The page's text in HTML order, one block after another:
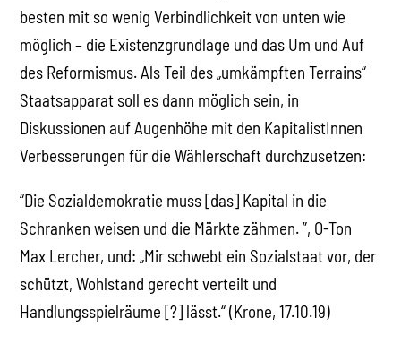
besten mit so wenig Verbindlichkeit von unten wie
möglich – die Existenzgrundlage und das Um und Auf
des Reformismus. Als Teil des „umkämpften Terrains“
Staatsapparat soll es dann möglich sein, in
Diskussionen auf Augenhöhe mit den KapitalistInnen
Verbesserungen für die Wählerschaft durchzusetzen:
“Die Sozialdemokratie muss [das] Kapital in die
Schranken weisen und die Märkte zähmen. ”, O-Ton
Max Lercher, und: „Mir schwebt ein Sozialstaat vor, der
schützt, Wohlstand gerecht verteilt und
Handlungsspielräume [?] lässt.“ (Krone, 17.10.19)